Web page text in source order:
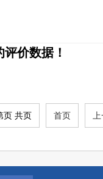
价数据！
页 共页 首页